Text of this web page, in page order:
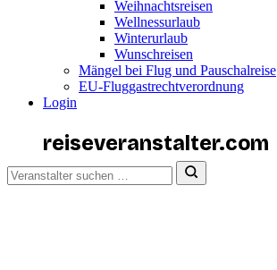
Weihnachtsreisen
Wellnessurlaub
Winterurlaub
Wunschreisen
Mängel bei Flug und Pauschalreise
EU-Fluggastrechtverordnung
Login
reiseveranstalter.com